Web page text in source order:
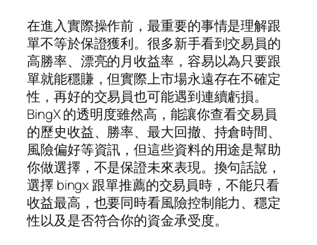
在進入實際操作前，最重要的事情是理解跟
單不等於保證獲利。很多新手看到交易員的
高勝率、漂亮的月收益率，容易以為只要跟
單就能穩賺，但實際上市場永遠存在不確定
性，再好的交易員也可能遇到連續虧損。
BingX 的透明度雖然高，能讓你查看交易員
的歷史收益、勝率、最大回撤、持倉時間、
風險偏好等資訊，但這些資料的用途是幫助
你做選擇，不是保證未來表現。換句話說，
選擇 bingx 跟單推薦的交易員時，不能只看
收益最高，也要同時看風險控制能力、穩定
性以及是否符合你的資金承受度。